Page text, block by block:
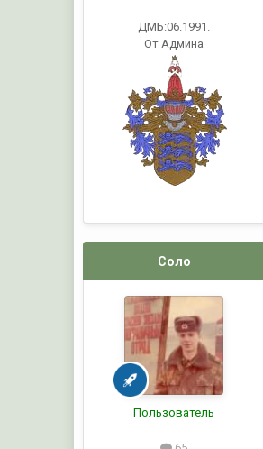
ДМБ:06.1991.
От Админа
Соло
Пользователь